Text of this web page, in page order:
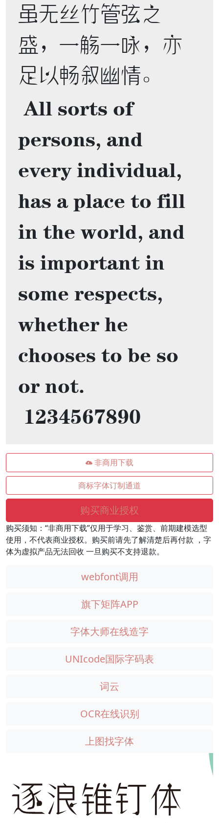
虽无丝竹管弦之
盛，一觞一咏，亦
足以畅叙幽情。
persons, and
every individual,
has a place to fill
in the world, and
is important in
some respects,
whether he
chooses to be so
or not.
1234567890
非商用下载
商标字体订制通道
购买商业授权
购买须知：“非商用下载”仅用于学习、鉴赏、前期建模选型
使用，不代表商业授权。购买前请先了解清楚后再付款 ，字
体为虚拟产品无法回收 一旦购买不支持退款。
webfont调用
旗下矩阵APP
字体大师在线造字
UNIcode国际字码表
词云
OCR在线识别
上图找字体